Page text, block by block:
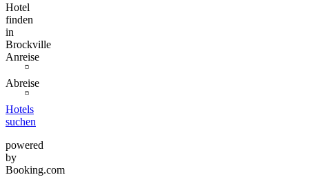
Hotel
finden
in
Brockville
Anreise
Abreise
Hotels
suchen
powered
by
Booking.com